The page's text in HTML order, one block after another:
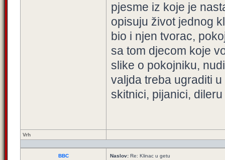
pjesme iz koje je
opisuju život jednog
bio i njen tvorac,
sa tom djecom koje
slike o pokojniku,
valjda treba ugraditi
skitnici, pijanici,
Vrh
BBC Naslov: Re: Klinac u getu